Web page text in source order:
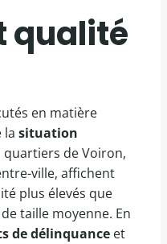
qualité
en matière
la situation
quartiers de Voiron,
ville, affichent
plus élevés que
taille moyenne. En
de délinquance et